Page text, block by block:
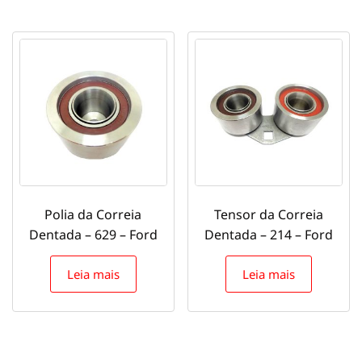
Polia da Correia
Dentada – 629 – Ford
Leia mais
Tensor da Correia
Dentada – 214 – Ford
Leia mais